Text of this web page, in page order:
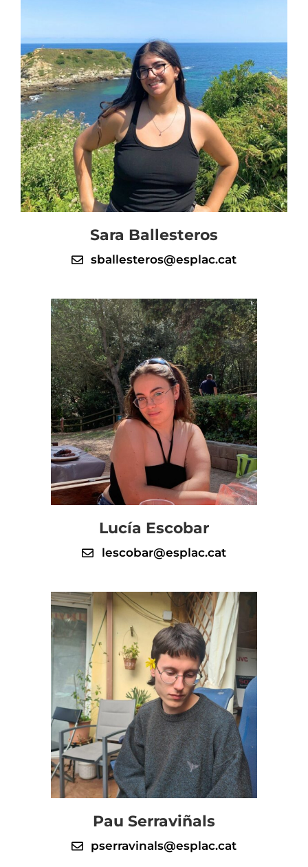
Sara Ballesteros
sballesteros@esplac.cat
Lucía Escobar
lescobar@esplac.cat
Pau Serraviñals
pserravinals@esplac.cat